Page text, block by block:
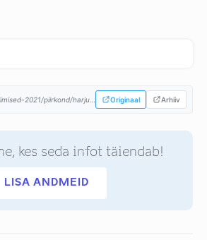
Originaal Arhiiv
kes seda infot täiendab!
LISA ANDMEID